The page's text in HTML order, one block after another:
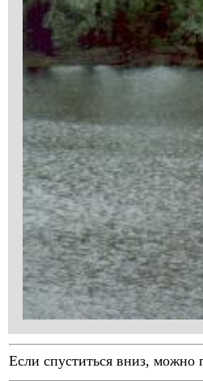
Если спуститься вниз, можно